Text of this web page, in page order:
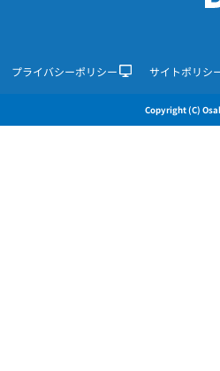
プライバシーポリシー サイトポリシ
Copyright (C)